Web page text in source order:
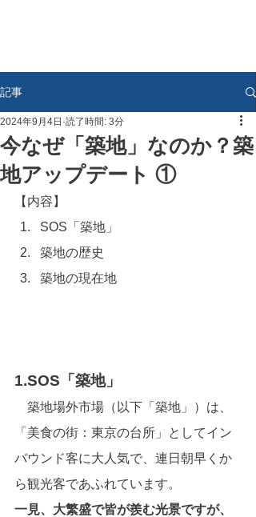
記事
今なぜ「築地」なのか？築
地アップデート ①
2024年9月4日 読了時間: 3分
【内容】
SOS「築地」
築地の歴史
築地の現在地
1.SOS「築地」
築地場外市場（以下「築地」）は、
「美食の街：東京の台所」としてイン
バウンド客に大人気で、連日朝早くか
ら観光客であふれています。
一見、大繁盛で皆が羨む光景ですが、